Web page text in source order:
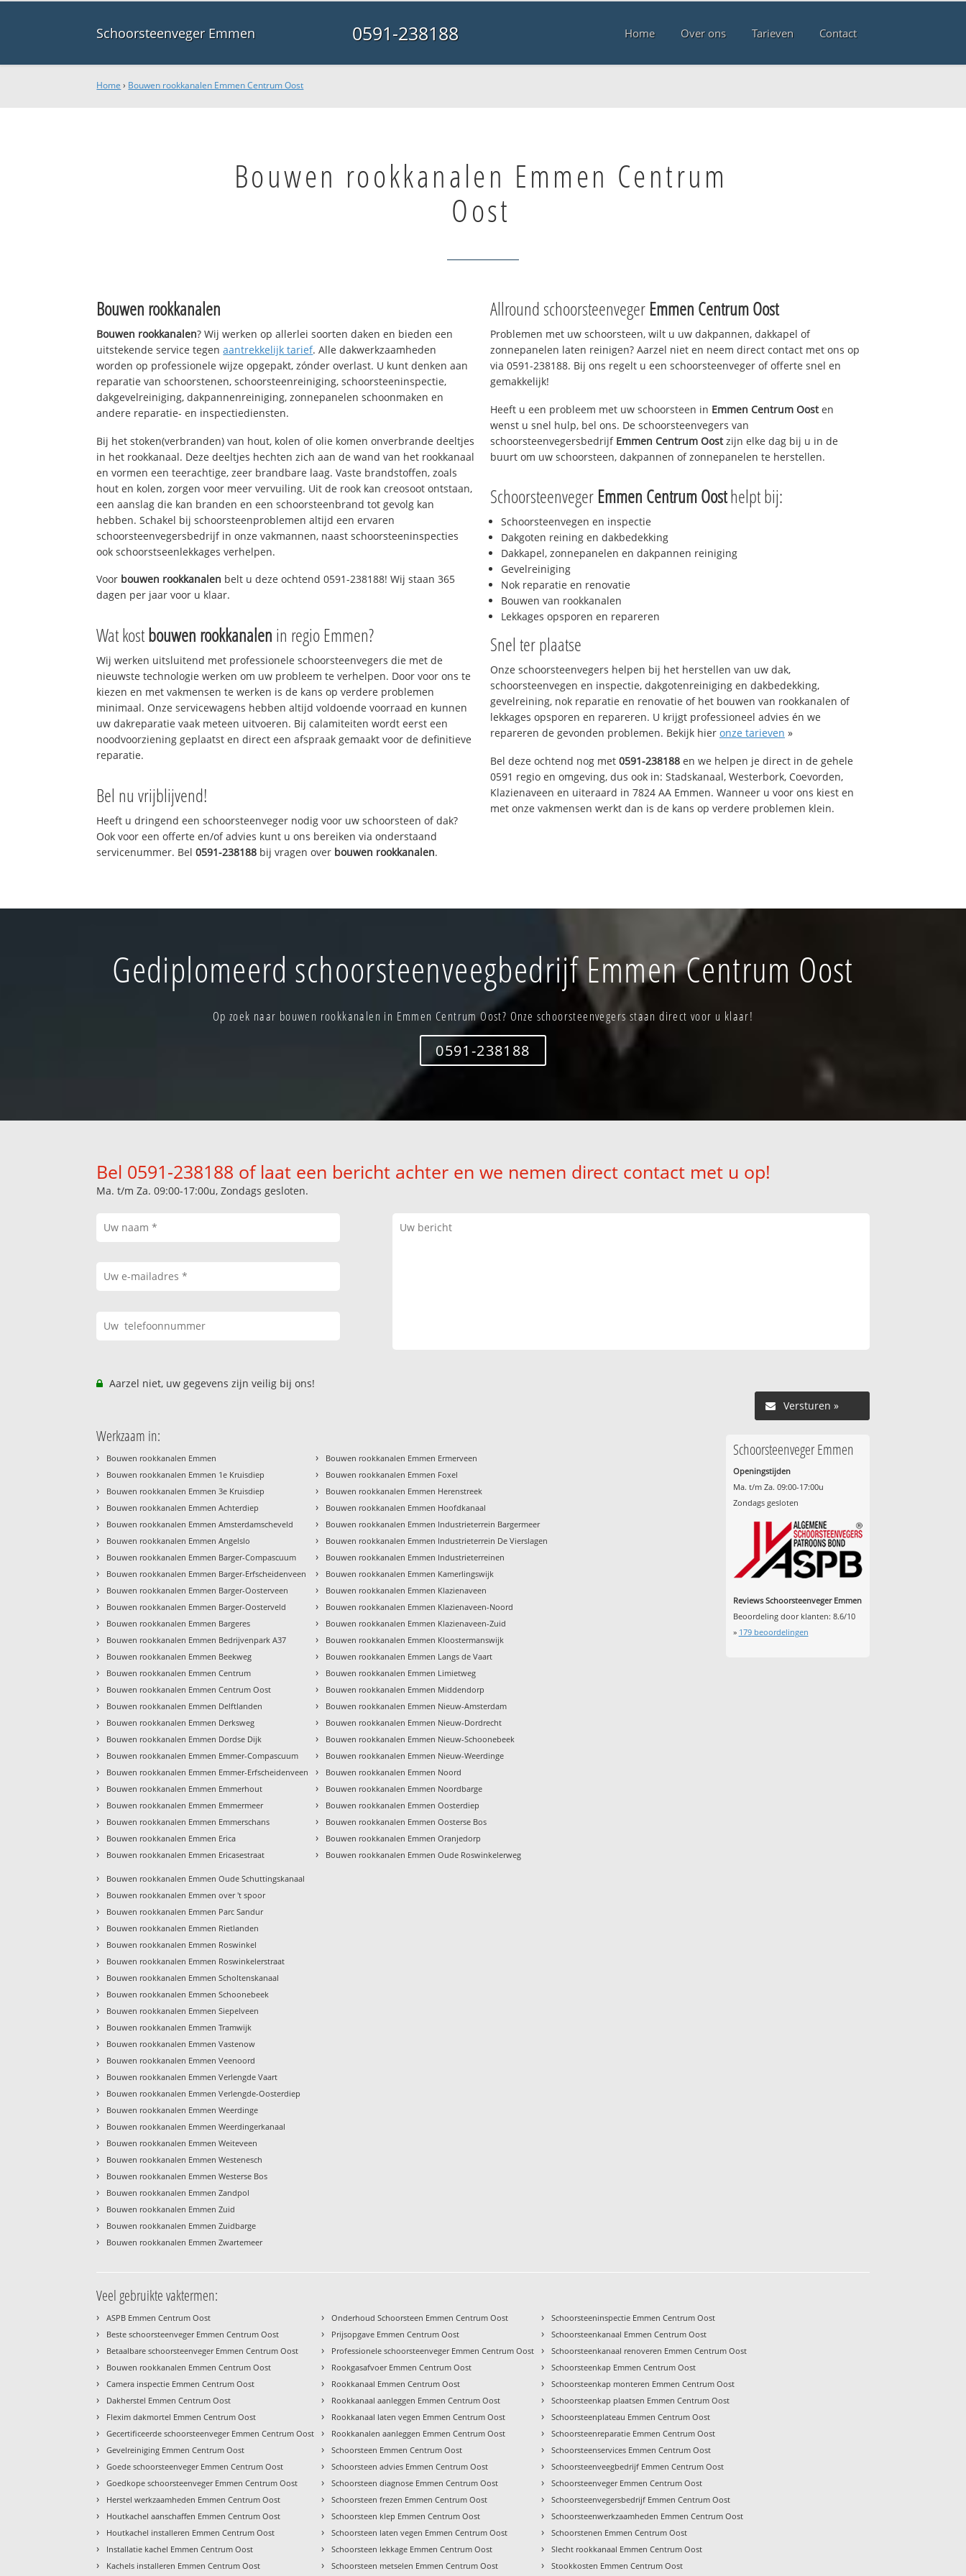
Schoorsteenveger Emmen 0591-238188 Home Over ons Tarieven Contact
Home › Bouwen rookkanalen Emmen Centrum Oost
Bouwen rookkanalen Emmen Centrum
Oost
Bouwen rookkanalen
Bouwen rookkanalen? Wij werken op allerlei soorten daken en bieden een
uitstekende service tegenaantrekkelijk tarief. Alle dakwerkzaamheden
worden op professionele wijze opgepakt, zónder overlast. U kunt denken aan
reparatie van schoorstenen, schoorsteenreiniging, schoorsteeninspectie,
dakgevelreiniging, dakpannenreiniging, zonnepanelen schoonmaken en
andere reparatie- en inspectiediensten.
Bij het stoken(verbranden) van hout, kolen of olie komen onverbrande deeltjes
in het rookkanaal. Deze deeltjes hechten zich aan de wand van het rookkanaal
en vormen een teerachtige, zeer brandbare laag. Vaste brandstoffen, zoals
hout en kolen, zorgen voor meer vervuiling. Uit de rook kan creosoot ontstaan,
een aanslag die kan branden en een schoorsteenbrand tot gevolg kan
hebben. Schakel bij schoorsteenproblemen altijd een ervaren
schoorsteenvegersbedrijf in onze vakmannen, naast schoorsteeninspecties
ook schoorstseenlekkages verhelpen.
Voor bouwen rookkanalen belt u deze ochtend 0591-238188! Wij staan 365
dagen per jaar voor u klaar.
Wat kostbouwen rookkanalen in regio Emmen?
Wij werken uitsluitend met professionele schoorsteenvegers die met de
nieuwste technologie werken om uw probleem te verhelpen. Door voor ons te
kiezen en met vakmensen te werken is de kans op verdere problemen
minimaal. Onze servicewagens hebben altijd voldoende voorraad en kunnen
uw dakreparatie vaak meteen uitvoeren. Bij calamiteiten wordt eerst een
noodvoorziening geplaatst en direct een afspraak gemaakt voor de definitieve
reparatie.
Bel nu vrijblijvend!
Heeft u dringend een schoorsteenveger nodig voor uw schoorsteen of dak?
Ook voor een offerte en/of advies kunt u ons bereiken via onderstaand
servicenummer. Bel0591-238188 bij vragen over bouwen rookkanalen.
Allround schoorsteenveger Emmen Centrum Oost
Problemen met uw schoorsteen, wilt u uw dakpannen, dakkapel of
zonnepanelen laten reinigen? Aarzel niet en neem direct contact met ons op
via 0591-238188. Bij ons regelt u een schoorsteenveger of offerte snel en
gemakkelijk!
Heeft u een probleem met uw schoorsteen in Emmen Centrum Oosten
wenst u snel hulp, bel ons. De schoorsteenvegers van
schoorsteenvegersbedrijf Emmen Centrum Oostzijn elke dag bij u in de
buurt om uw schoorsteen, dakpannen of zonnepanelen te herstellen.
Schoorsteenveger Emmen Centrum Oosthelpt bij:
Schoorsteenvegen en inspectie
Dakgoten reining en dakbedekking
Dakkapel, zonnepanelen en dakpannen reiniging
Gevelreiniging
Nok reparatie en renovatie
Bouwen van rookkanalen
Lekkages opsporen en repareren
Snel ter plaatse
Onze schoorsteenvegers helpen bij het herstellen van uw dak,
schoorsteenvegen en inspectie, dakgotenreiniging en dakbedekking,
gevelreining, nok reparatie en renovatie of het bouwen van rookkanalen of
lekkages opsporen en repareren. U krijgt professioneel advies én we
repareren de gevonden problemen. Bekijk hier onze tarieven »
Bel deze ochtend nog met 0591-238188 en we helpen je direct in de gehele
0591 regio en omgeving, dus ook in: Stadskanaal, Westerbork, Coevorden,
Klazienaveen en uiteraard in 7824 AA Emmen. Wanneer u voor ons kiest en
met onze vakmensen werkt dan is de kans op verdere problemen klein.
Gediplomeerd schoorsteenveegbedrijf Emmen Centrum Oost
Op zoek naar bouwen rookkanalen in Emmen Centrum Oost? Onze schoorsteenvegers staan direct voor u klaar!
0591-238188
Bel 0591-238188 of laat een bericht achter en we nemen direct contact met u op!
Ma. t/m Za. 09:00-17:00u, Zondags gesloten.
Aarzel niet, uw gegevens zijn veilig bij ons!
Versturen »
Werkzaam in:
› Bouwen rookkanalen Emmen
› Bouwen rookkanalen Emmen 1e Kruisdiep
› Bouwen rookkanalen Emmen 3e Kruisdiep
› Bouwen rookkanalen Emmen Achterdiep
› Bouwen rookkanalen Emmen Amsterdamscheveld
› Bouwen rookkanalen Emmen Angelslo
› Bouwen rookkanalen Emmen Barger-Compascuum
› Bouwen rookkanalen Emmen Barger-Erfscheidenveen
› Bouwen rookkanalen Emmen Barger-Oosterveen
› Bouwen rookkanalen Emmen Barger-Oosterveld
› Bouwen rookkanalen Emmen Bargeres
› Bouwen rookkanalen Emmen Bedrijvenpark A37
› Bouwen rookkanalen Emmen Beekweg
› Bouwen rookkanalen Emmen Centrum
› Bouwen rookkanalen Emmen Centrum Oost
› Bouwen rookkanalen Emmen Delftlanden
› Bouwen rookkanalen Emmen Derksweg
› Bouwen rookkanalen Emmen Dordse Dijk
› Bouwen rookkanalen Emmen Emmer-Compascuum
› Bouwen rookkanalen Emmen Emmer-Erfscheidenveen
› Bouwen rookkanalen Emmen Emmerhout
› Bouwen rookkanalen Emmen Emmermeer
› Bouwen rookkanalen Emmen Emmerschans
› Bouwen rookkanalen Emmen Erica
› Bouwen rookkanalen Emmen Ericasestraat
› Bouwen rookkanalen Emmen Ermerveen
› Bouwen rookkanalen Emmen Foxel
› Bouwen rookkanalen Emmen Herenstreek
› Bouwen rookkanalen Emmen Hoofdkanaal
› Bouwen rookkanalen Emmen Industrieterrein Bargermeer
› Bouwen rookkanalen Emmen Industrieterrein De Vierslagen
› Bouwen rookkanalen Emmen Industrieterreinen
› Bouwen rookkanalen Emmen Kamerlingswijk
› Bouwen rookkanalen Emmen Klazienaveen
› Bouwen rookkanalen Emmen Klazienaveen-Noord
› Bouwen rookkanalen Emmen Klazienaveen-Zuid
› Bouwen rookkanalen Emmen Kloostermanswijk
› Bouwen rookkanalen Emmen Langs de Vaart
› Bouwen rookkanalen Emmen Limietweg
› Bouwen rookkanalen Emmen Middendorp
› Bouwen rookkanalen Emmen Nieuw-Amsterdam
› Bouwen rookkanalen Emmen Nieuw-Dordrecht
› Bouwen rookkanalen Emmen Nieuw-Schoonebeek
› Bouwen rookkanalen Emmen Nieuw-Weerdinge
› Bouwen rookkanalen Emmen Noord
› Bouwen rookkanalen Emmen Noordbarge
› Bouwen rookkanalen Emmen Oosterdiep
› Bouwen rookkanalen Emmen Oosterse Bos
› Bouwen rookkanalen Emmen Oranjedorp
› Bouwen rookkanalen Emmen Oude Roswinkelerweg
› Bouwen rookkanalen Emmen Oude Schuttingskanaal
› Bouwen rookkanalen Emmen over 't spoor
› Bouwen rookkanalen Emmen Parc Sandur
› Bouwen rookkanalen Emmen Rietlanden
› Bouwen rookkanalen Emmen Roswinkel
› Bouwen rookkanalen Emmen Roswinkelerstraat
› Bouwen rookkanalen Emmen Scholtenskanaal
› Bouwen rookkanalen Emmen Schoonebeek
› Bouwen rookkanalen Emmen Siepelveen
› Bouwen rookkanalen Emmen Tramwijk
› Bouwen rookkanalen Emmen Vastenow
› Bouwen rookkanalen Emmen Veenoord
› Bouwen rookkanalen Emmen Verlengde Vaart
› Bouwen rookkanalen Emmen Verlengde-Oosterdiep
› Bouwen rookkanalen Emmen Weerdinge
› Bouwen rookkanalen Emmen Weerdingerkanaal
› Bouwen rookkanalen Emmen Weiteveen
› Bouwen rookkanalen Emmen Westenesch
› Bouwen rookkanalen Emmen Westerse Bos
› Bouwen rookkanalen Emmen Zandpol
› Bouwen rookkanalen Emmen Zuid
› Bouwen rookkanalen Emmen Zuidbarge
› Bouwen rookkanalen Emmen Zwartemeer
Schoorsteenveger Emmen
Openingstijden
Ma. t/m Za. 09:00-17:00u
Zondags gesloten
Reviews Schoorsteenveger Emmen
Beoordeling door klanten: 8.6/10
» 179beoordelingen
Veel gebruikte vaktermen:
› ASPB Emmen Centrum Oost
› Beste schoorsteenveger Emmen Centrum Oost
› Betaalbare schoorsteenveger Emmen Centrum Oost
› Bouwen rookkanalen Emmen Centrum Oost
› Camera inspectie Emmen Centrum Oost
› Dakherstel Emmen Centrum Oost
› Flexim dakmortel Emmen Centrum Oost
› Gecertificeerde schoorsteenveger Emmen Centrum Oost
› Gevelreiniging Emmen Centrum Oost
› Goede schoorsteenveger Emmen Centrum Oost
› Goedkope schoorsteenveger Emmen Centrum Oost
› Herstel werkzaamheden Emmen Centrum Oost
› Houtkachel aanschaffen Emmen Centrum Oost
› Houtkachel installeren Emmen Centrum Oost
› Installatie kachel Emmen Centrum Oost
› Kachels installeren Emmen Centrum Oost
› Onderhoud Schoorsteen Emmen Centrum Oost
› Prijsopgave Emmen Centrum Oost
› Professionele schoorsteenveger Emmen Centrum Oost
› Rookgasafvoer Emmen Centrum Oost
› Rookkanaal Emmen Centrum Oost
› Rookkanaal aanleggen Emmen Centrum Oost
› Rookkanaal laten vegen Emmen Centrum Oost
› Rookkanalen aanleggen Emmen Centrum Oost
› Schoorsteen Emmen Centrum Oost
› Schoorsteen advies Emmen Centrum Oost
› Schoorsteen diagnose Emmen Centrum Oost
› Schoorsteen frezen Emmen Centrum Oost
› Schoorsteen klep Emmen Centrum Oost
› Schoorsteen laten vegen Emmen Centrum Oost
› Schoorsteen lekkage Emmen Centrum Oost
› Schoorsteen metselen Emmen Centrum Oost
› Schoorsteeninspectie Emmen Centrum Oost
› Schoorsteenkanaal Emmen Centrum Oost
› Schoorsteenkanaal renoveren Emmen Centrum Oost
› Schoorsteenkap Emmen Centrum Oost
› Schoorsteenkap monteren Emmen Centrum Oost
› Schoorsteenkap plaatsen Emmen Centrum Oost
› Schoorsteenplateau Emmen Centrum Oost
› Schoorsteenreparatie Emmen Centrum Oost
› Schoorsteenservices Emmen Centrum Oost
› Schoorsteenveegbedrijf Emmen Centrum Oost
› Schoorsteenveger Emmen Centrum Oost
› Schoorsteenvegersbedrijf Emmen Centrum Oost
› Schoorsteenwerkzaamheden Emmen Centrum Oost
› Schoorstenen Emmen Centrum Oost
› Slecht rookkanaal Emmen Centrum Oost
› Stookkosten Emmen Centrum Oost